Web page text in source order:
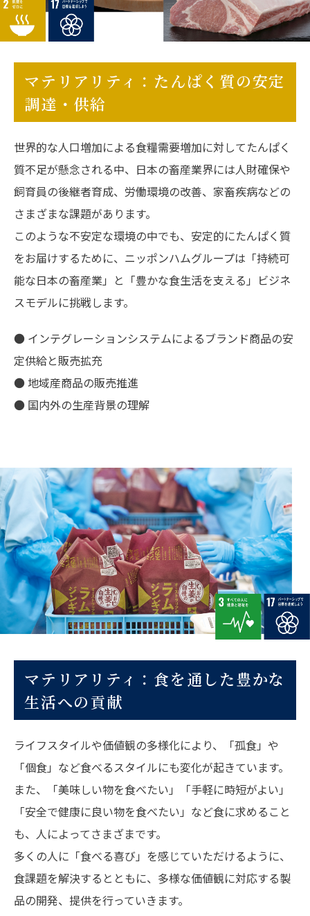
マテリアリティ：たんぱく質の安定
調達・供給
世界的な人口増加による食糧需要増加に対してたんぱく
質不足が懸念される中、日本の畜産業界には人財確保や
飼育員の後継者育成、労働環境の改善、家畜疾病などの
さまざまな課題があります。
このような不安定な環境の中でも、安定的にたんぱく質
をお届けするために、ニッポンハムグループは「持続可
能な日本の畜産業」と「豊かな食生活を支える」ビジネ
スモデルに挑戦します。
● インテグレーションシステムによるブランド商品の安
定供給と販売拡充
● 地域産商品の販売推進
● 国内外の生産背景の理解
マテリアリティ：食を通した豊かな
生活への貢献
ライフスタイルや価値観の多様化により、「孤食」や
「個食」など食べるスタイルにも変化が起きています。
また、「美味しい物を食べたい」「手軽に時短がよい」
「安全で健康に良い物を食べたい」など食に求めること
も、人によってさまざまです。
多くの人に「食べる喜び」を感じていただけるように、
食課題を解決するとともに、多様な価値観に対応する製
品の開発、提供を行っていきます。